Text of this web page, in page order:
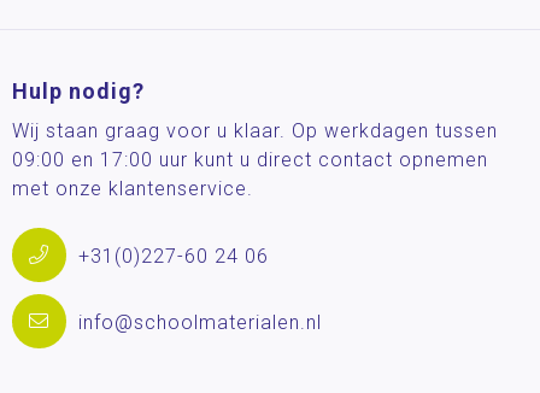
Hulp nodig?
Wij staan graag voor u klaar. Op werkdagen tussen
09:00 en 17:00 uur kunt u direct contact opnemen
met onze klantenservice.
+31(0)227-60 24 06
info@schoolmaterialen.nl